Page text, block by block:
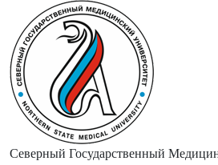
Северный Государственный